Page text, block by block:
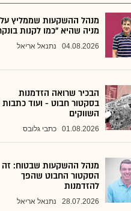
מנהל ההשקעות שממליץ על
מניה שהיא "כמו לקנות
04.08.2026 נתנאל אריאל
הבכיר שרואה הזדמנות
בסקטור חבוט - ועוד כתבות
השווקים
01.08.2026 כתבי גלובס
מנהל ההשקעות שבטוח: זה
הסקטור החבוט שהפך
להזדמנות
28.07.2026 נתנאל אריאל